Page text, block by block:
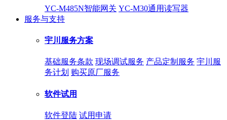
YC-M485N智能网关 YC-M30通用读写器
服务与支持
宇川服务方案
基础服务条款 现场调试服务 产品定制服务 宇川服
务计划 购买原厂服务
软件试用
软件登陆 试用申请